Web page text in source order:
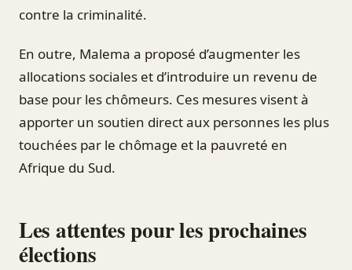
contre la criminalité.
En outre, Malema a proposé d’augmenter les
allocations sociales et d’introduire un revenu de
base pour les chômeurs. Ces mesures visent à
apporter un soutien direct aux personnes les plus
touchées par le chômage et la pauvreté en
Afrique du Sud.
Les attentes pour les prochaines
élections